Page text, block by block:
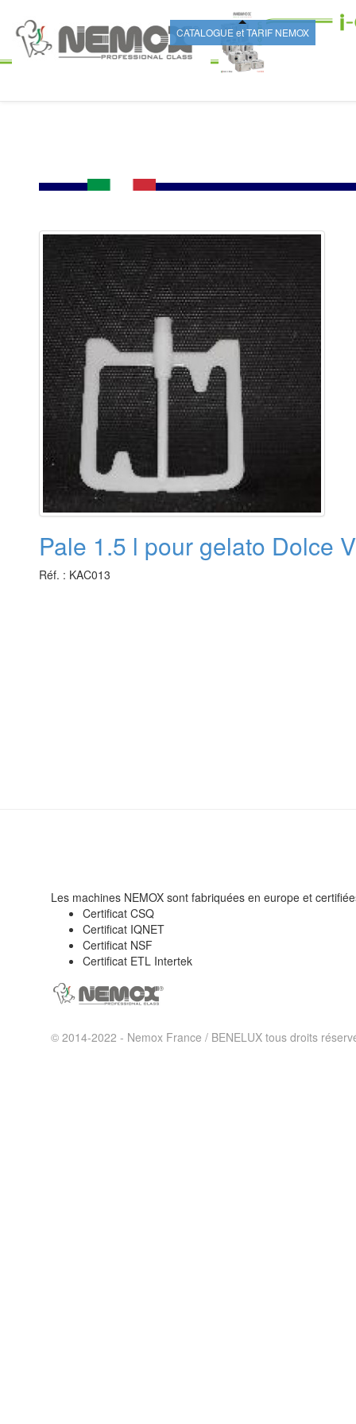
CATALOGUE et TARIF NEMOX
Pale 1.5 l pour gelato Dolce
Réf. : KAC013
Les machines NEMOX sont fabriquées en europe et
Certificat CSQ
Certificat IQNET
Certificat NSF
Certificat ETL Intertek
© 2014-2022 - Nemox France / BENELUX tous droits